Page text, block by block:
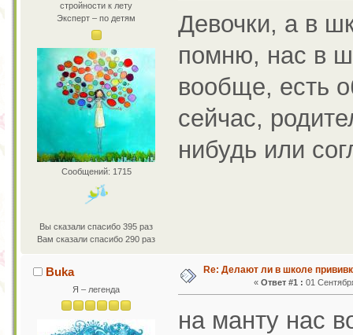
стройности к лету
Эксперт – по детям
Сообщений: 1715
Вы сказали спасибо 395 раз
Вам сказали спасибо 290 раз
Девочки, а в
помню, нас в
вообще, есть
сейчас,
нибудь или
Buka
Я – легенда
Re: Делают ли в школе
«Ответ #1 : 01
на манту нас